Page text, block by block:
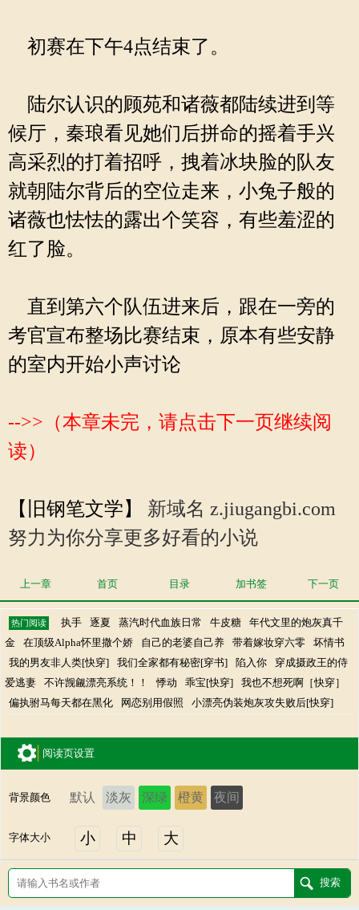
初赛在下午4点结束了。
陆尔认识的顾苑和诸薇都陆续进到等
候厅，秦琅看见她们后拼命的摇着手兴
高采烈的打着招呼，拽着冰块脸的队友
就朝陆尔背后的空位走来，小兔子般的
诸薇也怯怯的露出个笑容，有些羞涩的
红了脸。
直到第六个队伍进来后，跟在一旁的
考官宣布整场比赛结束，原本有些安静
的室内开始小声讨论
-->>（本章未完，请点击下一页继续阅
读）
【旧钢笔文学】
新域名 z.jiugangbi.com
努力为你分享更多好看的小说
上一章 首页 目录 加书签 下一页
热门阅读 执手 逐夏 蒸汽时代血族日常 牛皮糖
年代文里的炮灰真千
金
在顶级Alpha怀里撒个娇 自己的老婆自己养 带着嫁妆穿六零
坏情书
我的男友非人类[快穿]
我们全家都有秘密[穿书] 陷入你
穿成摄政王的侍
爱逃妻
不许觊觎漂亮系统！！ 悸动 乖宝[快穿]
我也不想死啊［快穿］
偏执驸马每天都在黑化
网恋别用假照 小漂亮伪装炮灰攻失败后[快穿]
阅读页设置
背景颜色 默认 淡灰 深绿 橙黄 夜间
字体大小 小 中 大